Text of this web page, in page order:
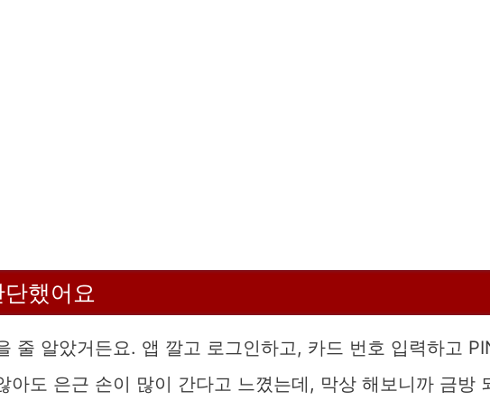
했어요
줄 알았거든요. 앱 깔고 로그인하고, 카드 번호 입력하고
아도 은근 손이 많이 간다고 느꼈는데, 막상 해보니까 금방